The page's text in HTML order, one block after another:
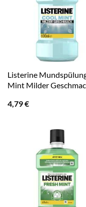
Listerine
Mint Milder
4,79€